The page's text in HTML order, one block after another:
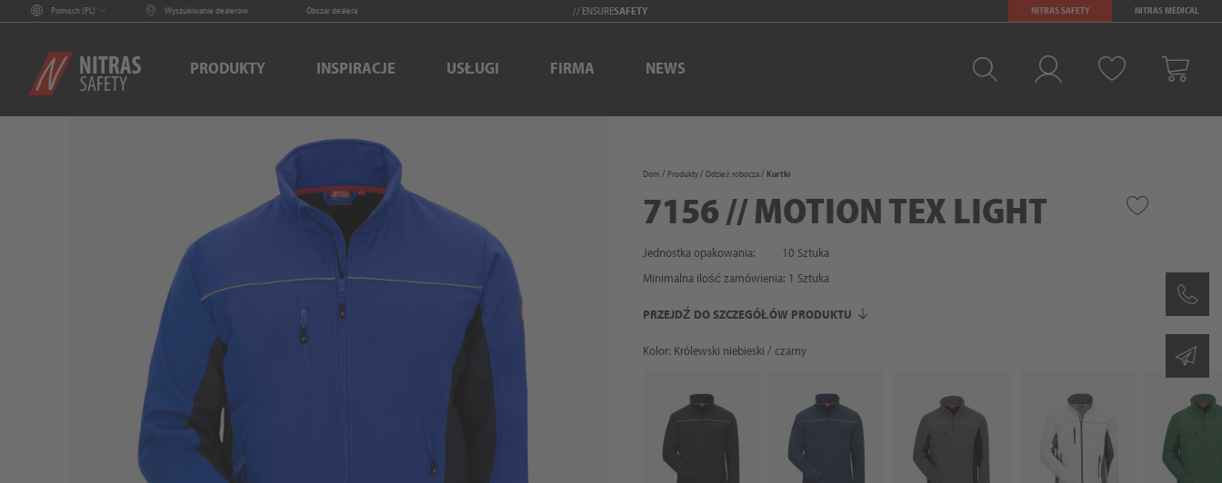
Polnisch (PL) Wyszukiwanie dealerów Obszar dealera // ENSURESAFETY NITRAS SAFETY NITRAS MEDICAL
PRODUKTY INSPIRACJE USŁUGI FIRMA NEWS
Dom Produkty Odzież robocza Kurtki
7156 // MOTION TEX LIGHT
Jednostka opakowania:
10 Sztuka
Minimalna ilość zamówienia: 1 Sztuka
PRZEJDŹ DO SZCZEGÓŁÓW PRODUKTU
Kolor: Królewski niebieski / czarny